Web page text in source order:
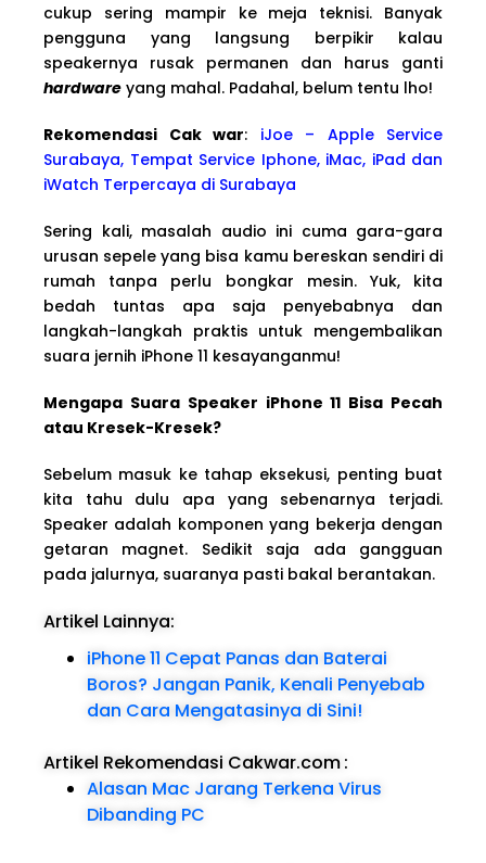
cukup sering mampir ke meja teknisi. Banyak
pengguna yang langsung berpikir kalau
speakernya rusak permanen dan harus ganti
hardware yang mahal. Padahal, belum tentu lho!
Rekomendasi Cak war: iJoe – Apple Service
Surabaya, Tempat Service Iphone, iMac, iPad dan
iWatch Terpercaya di Surabaya
Sering kali, masalah audio ini cuma gara-gara
urusan sepele yang bisa kamu bereskan sendiri di
rumah tanpa perlu bongkar mesin. Yuk, kita
bedah tuntas apa saja penyebabnya dan
langkah-langkah praktis untuk mengembalikan
suara jernih iPhone 11 kesayanganmu!
Mengapa Suara Speaker iPhone 11 Bisa Pecah
atau Kresek-Kresek?
Sebelum masuk ke tahap eksekusi, penting buat
kita tahu dulu apa yang sebenarnya terjadi.
Speaker adalah komponen yang bekerja dengan
getaran magnet. Sedikit saja ada gangguan
pada jalurnya, suaranya pasti bakal berantakan.
Artikel Lainnya:
iPhone 11 Cepat Panas dan Baterai
Boros? Jangan Panik, Kenali Penyebab
dan Cara Mengatasinya di Sini!
Artikel Rekomendasi Cakwar.com:
Alasan Mac Jarang Terkena Virus
Dibanding PC